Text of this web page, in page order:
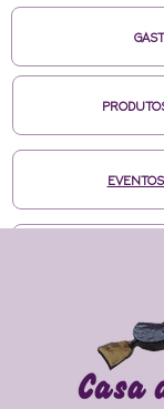
MÍDIAS
CURSOS
ENTRE